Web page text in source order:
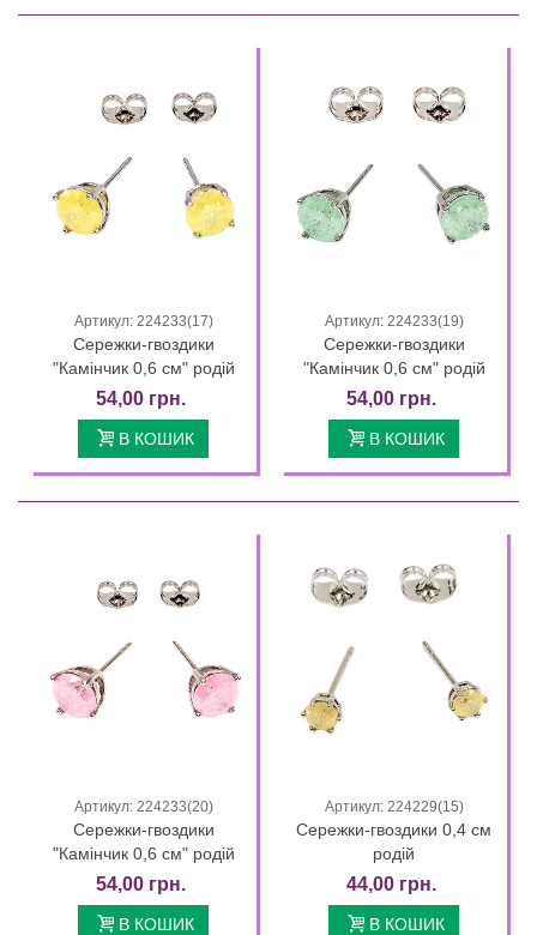
Артикул: 224233(17)
Сережки-гвоздики
"Камінчик 0,6 см" родій
54,00 грн.
В КОШИК
Артикул: 224233(19)
Сережки-гвоздики
"Камінчик 0,6 см" родій
54,00 грн.
В КОШИК
Артикул: 224233(20)
Сережки-гвоздики
"Камінчик 0,6 см" родій
54,00 грн.
В КОШИК
Артикул: 224229(15)
Сережки-гвоздики 0,4 см
родій
44,00 грн.
В КОШИК